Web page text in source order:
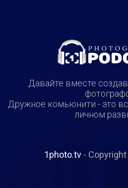
Давайте вместе
Дружное комьюнити - это
личном
1photo.tv -